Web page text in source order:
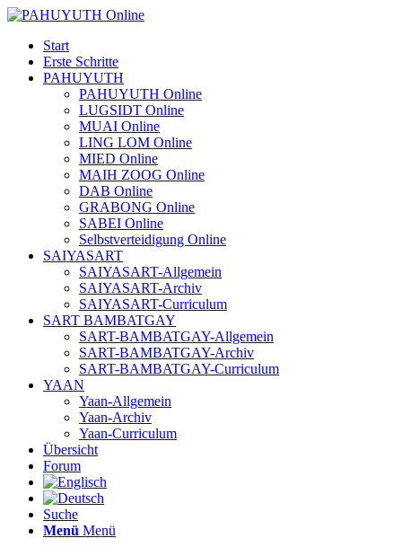
Start
Erste Schritte
PAHUYUTH
PAHUYUTH Online
LUGSIDT Online
MUAI Online
LING LOM Online
MIED Online
MAIH ZOOG Online
DAB Online
GRABONG Online
SABEI Online
Selbstverteidigung Online
SAIYASART
SAIYASART-Allgemein
SAIYASART-Archiv
SAIYASART-Curriculum
SART BAMBATGAY
SART-BAMBATGAY-Allgemein
SART-BAMBATGAY-Archiv
SART-BAMBATGAY-Curriculum
YAAN
Yaan-Allgemein
Yaan-Archiv
Yaan-Curriculum
Übersicht
Forum
Suche
Menü Menü